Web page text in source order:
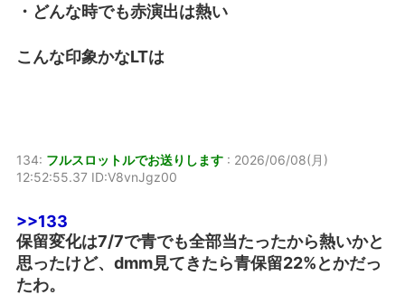
・どんな時でも赤演出は熱い
こんな印象かなLTは
134: フルスロットルでお送りします : 2026/06/08(月)
12:52:55.37 ID:V8vnJgz00
>>133
保留変化は7/7で青でも全部当たったから熱いかと
思ったけど、dmm見てきたら青保留22%とかだっ
たわ。